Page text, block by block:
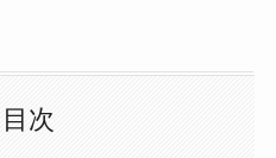
目次